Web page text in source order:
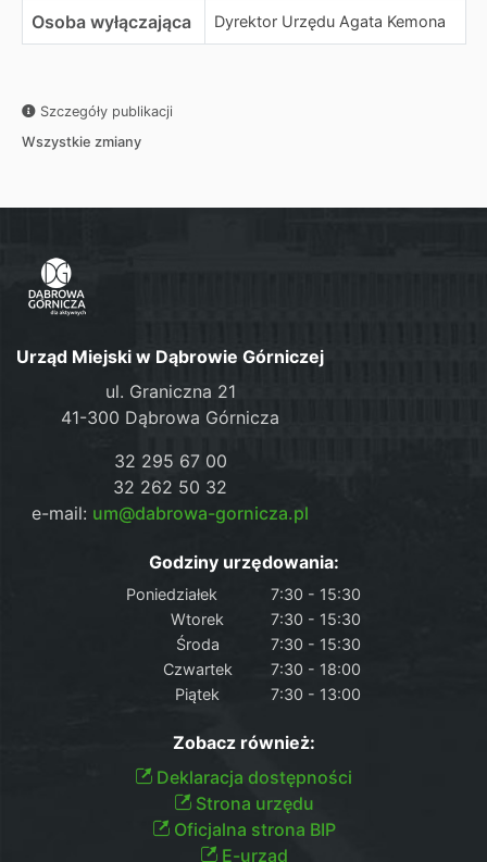
Osoba wyłączająca Dyrektor Urzędu Agata Kemona
Szczegóły publikacji
Wszystkie zmiany
Urząd Miejski w Dąbrowie Górniczej
ul. Graniczna 21
41-300 Dąbrowa Górnicza
32 295 67 00
32 262 50 32
e-mail: um@dabrowa-gornicza.pl
Godziny urzędowania:
Poniedziałek
7:30 - 15:30
Wtorek
7:30 - 15:30
Środa
7:30 - 15:30
Czwartek
7:30 - 18:00
Piątek
7:30 - 13:00
Zobacz również:
Deklaracja dostępności
Strona urzędu
Oficjalna strona BIP
E-urząd